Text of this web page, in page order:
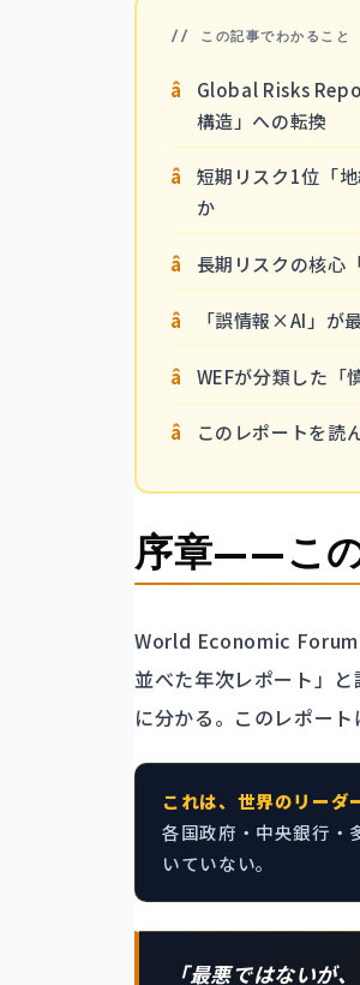
// この記事でわかること
Global Risks
構造」への転換
短期リスク1位「
か
長期リスクの核
「誤情報×AI」が
WEFが分類した
このレポートを読
序章——こ
World Economic Forum
並べた年次レポート」
に分かる。このレポー
これは、世界のリーダ
各国政府・中央銀行
いていない。
「最悪ではないが